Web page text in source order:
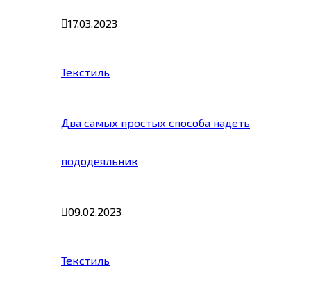
17.03.2023
Текстиль
Два самых простых способа надеть
пододеяльник
09.02.2023
Текстиль